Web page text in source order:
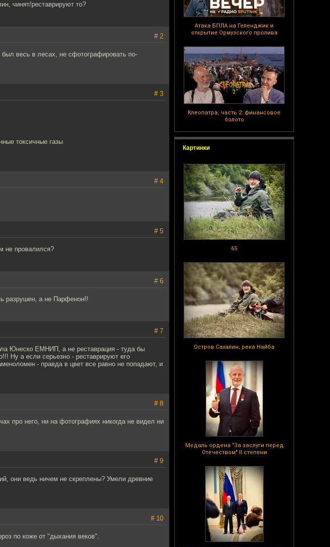
Атака БПЛА на Геленджик и
открытие Ормузского пролива
Клеопатра, часть 2: финансовое
болото
Картинки
65
Остров Сахалин, река Найба
Медаль ордена "За заслуги перед
Отечеством" II степени
чинят/реставрируют то?
# 2
весь в лесах, не сфотографировать по-
# 3
токсичные газы
# 4
# 5
не провалился?
# 6
разрушен, а не Парфенон!!
# 7
Юнеско ЕМНИП, а не реставрация - туда бы
Ну а если серьезно - реставрируют его
- правда в цвет все равно не попадают, и
# 8
про него, ни на фотографиях никогда не видел ни
# 9
они ведь ничем не скреплены? Умели древние
# 10
по коже от "дыхания веков".